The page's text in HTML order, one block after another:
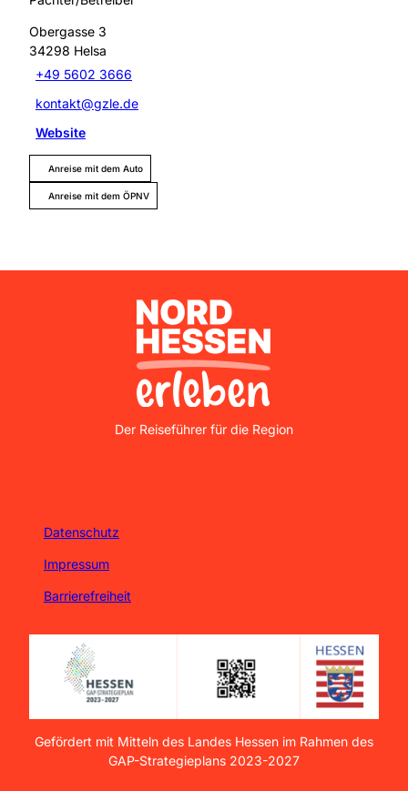
Obergasse 3
34298 Helsa
+49 5602 3666
kontakt@gzle.de
Website
Anreise mit dem Auto
Anreise mit dem ÖPNV
Nordhessen Erleben
Der Reiseführer für die Region
Datenschutz
Impressum
Barrierefreiheit
Gefördert mit Mitteln des Landes Hessen im Rahmen des
GAP-Strategieplans 2023-2027